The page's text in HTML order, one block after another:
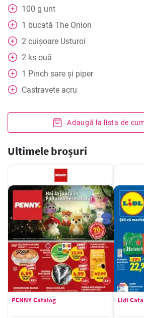
100 g unt
1 bucată The Onion
2 cuișoare Usturoi
2 ks ouă
1 Pinch sare și piper
Castravete acru
Adaugă la lista de
Ultimele broșuri
PENNY Catalog Lidl